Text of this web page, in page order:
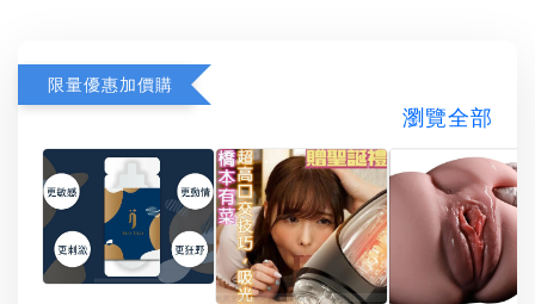
限量優惠加價購
瀏覽全部